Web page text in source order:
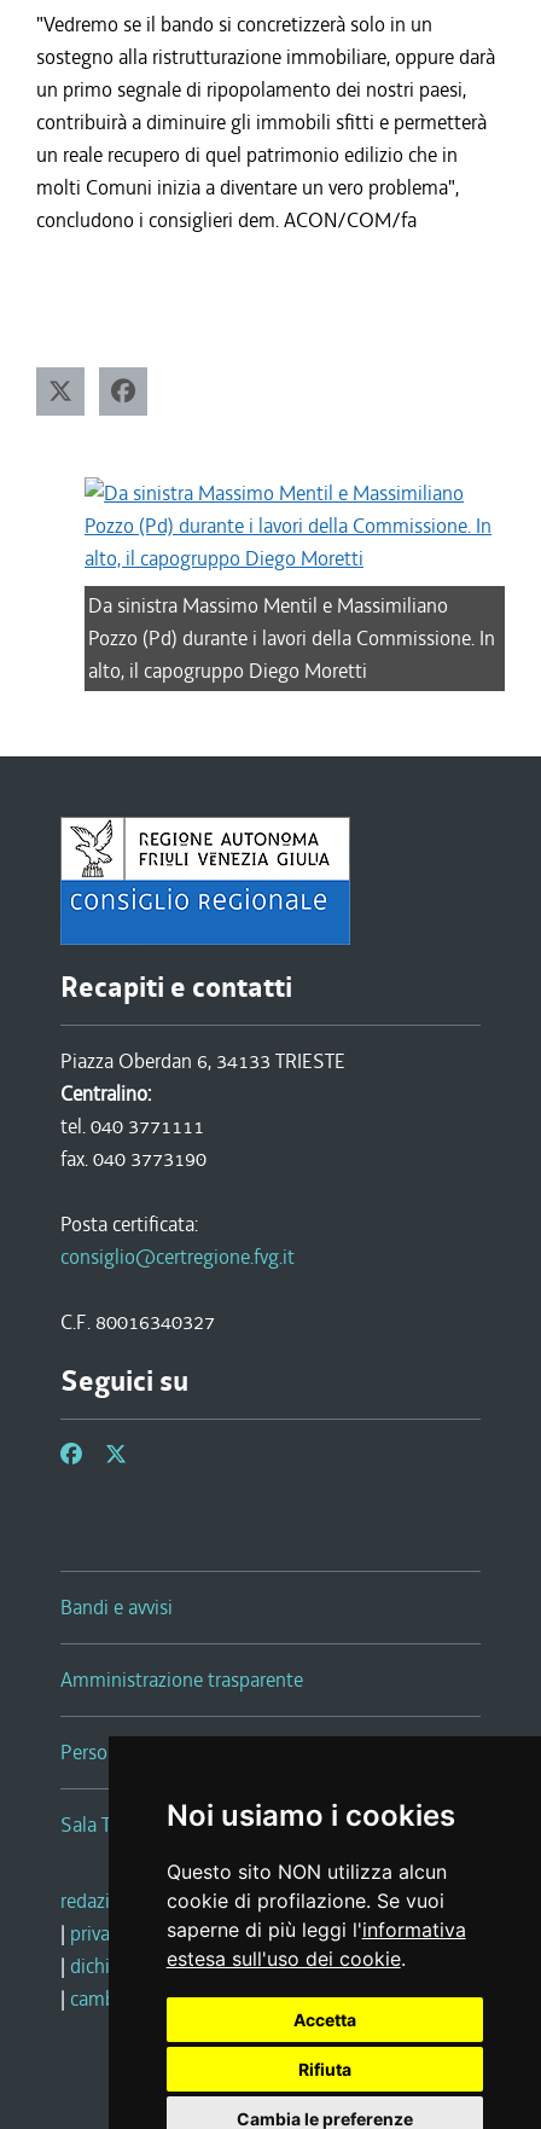
Noi usiamo i cookies
Questo sito NON utilizza alcun
cookie di profilazione. Se vuoi
saperne di più leggi l'informativa
estesa sull'uso dei cookie.
Accetta
Rifiuta
Cambia le preferenze
"Vedremo se il bando si concretizzerà solo in un
sostegno alla ristrutturazione immobiliare, oppure darà
un primo segnale di ripopolamento dei nostri paesi,
contribuirà a diminuire gli immobili sfitti e permetterà
un reale recupero di quel patrimonio edilizio che in
molti Comuni inizia a diventare un vero problema",
concludono i consiglieri dem. ACON/COM/fa
Da sinistra Massimo Mentil e Massimiliano
Pozzo (Pd) durante i lavori della Commissione. In
alto, il capogruppo Diego Moretti
Recapiti e contatti
Piazza Oberdan 6, 34133 TRIESTE
Centralino:
tel. 040 3771111
fax. 040 3773190
Posta certificata:
consiglio@certregione.fvg.it
C.F. 80016340327
Seguici su
Bandi e avvisi
Amministrazione trasparente
Persone e Uffici
Sala Tiziano Tessitori
redazione web |note legali |glossario
| privacy
social media policy
| dichiarazione di accessibilità |feedback
| cambio preferenze cookie
Realizzato da